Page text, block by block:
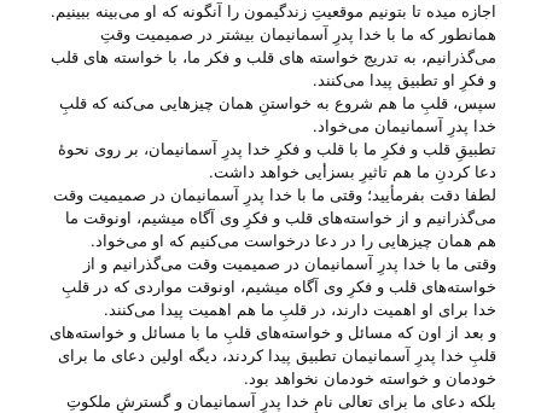
اجازه میده تا بتونیم موقعیتِ زندگیمون را آنگونه که او می‌‌بینه ببینیم.
همانطور که ما با خدا پدرِ آسمانیمان بیشتر در صمیمیت وقتِ
می‌‌گذرانیم، به تدریج خواسته های قلب و فکر ما، با خواسته های قلب
و فکرِ او تطبیق پیدا می‌‌کنند.
سپس، قلبِ ما هم شروع به خواستنِ همان چیزهایی می‌‌کنه که قلبِ
خدا پدرِ آسمانیمان می‌‌خواد.
تطبیقِ قلب و فکرِ ما با قلب و فکرِ خدا پدرِ آسمانیمان، بر روی نحوهٔ
دعا کردنِ ما هم تاثیرِ بسزأیی خواهد داشت.
لطفا دقت بفرمأیید؛ وقتی ما با خدا پدرِ آسمانیمان در صمیمیت وقت
می‌‌گذرانیم و از خواسته‌های قلب و فکرِ وی آگاه میشیم، اونوقت ما
هم همان چیزهایی را در دعا درخواست می‌‌کنیم که او می‌‌خواد.
وقتی ما با خدا پدرِ آسمانیمان در صمیمیت وقت می‌‌گذرانیم و از
خواسته‌های قلب و فکرِ وی آگاه میشیم، اونوقت مواردی که در قلبِ
خدا برای او اهمیت دارند، در قلبِ ما هم اهمیت پیدا می‌‌کنند.
و بعد از اون که مسائل و خواسته‌های قلبِ ما با مسائل و خواسته‌های
قلبِ خدا پدرِ آسمانیمان تطبیق پیدا کردند، دیگه اولین دعای ما برای
خودمان و خواسته خودمان نخواهد بود.
بلکه دعای ما برای تعالی نامِ خدا پدرِ آسمانیمان و گسترشِ ملکوتِ